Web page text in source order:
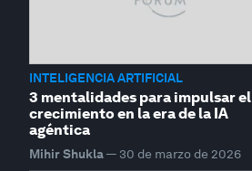
INTELIGENCIA ARTIFICIAL
3 mentalidades para impulsar el
crecimiento en la era de la IA
agéntica
Mihir Shukla— 30 de marzo de 2026